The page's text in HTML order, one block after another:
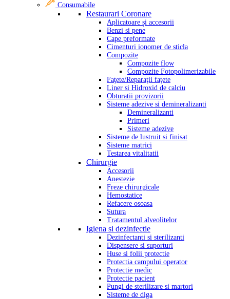
Consumabile
Restaurari Coronare
Aplicatoare și accesorii
Benzi si pene
Cape preformate
Cimenturi ionomer de sticla
Compozite
Compozite flow
Compozite Fotopolimerizabile
Faţete/Reparaţii faţete
Liner si Hidroxid de calciu
Obturatii provizorii
Sisteme adezive si demineralizanti
Demineralizanti
Primeri
Sisteme adezive
Sisteme de lustruit si finisat
Sisteme matrici
Testarea vitalitatii
Chirurgie
Accesorii
Anestezie
Freze chirurgicale
Hemostatice
Refacere osoasa
Sutura
Tratamentul alveolitelor
Igiena si dezinfectie
Dezinfectanti si sterilizanti
Dispensere si suporturi
Huse si folii protectie
Protectia campului operator
Protectie medic
Protectie pacient
Pungi de sterilizare si martori
Sisteme de diga